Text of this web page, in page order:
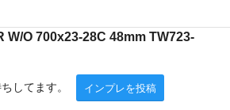
W/O 700x23-28C 48mm TW723-
してます。 インプレを投稿